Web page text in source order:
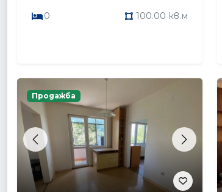
0 100.00 кв.м
Previous Next
Продажба